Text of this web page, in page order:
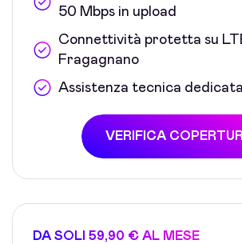
50 Mbps in upload
Connettività protetta su
Fragagnano
Assistenza tecnica dedicata
VERIFICA
DA SOLI 59,90 € AL MESE